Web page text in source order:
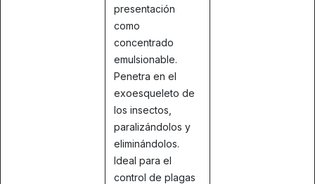
presentación
como
concentrado
emulsionable.
Penetra en el
exoesqueleto de
los insectos,
paralizándolos y
eliminándolos.
Ideal para el
control de plagas